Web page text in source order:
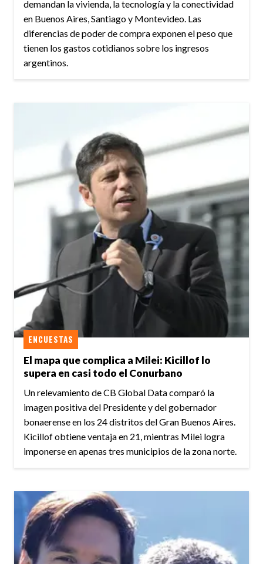
demandan la vivienda, la tecnología y la conectividad
en Buenos Aires, Santiago y Montevideo. Las
diferencias de poder de compra exponen el peso que
tienen los gastos cotidianos sobre los ingresos
argentinos.
El mapa que complica a Milei: Kicillof lo
supera en casi todo el Conurbano
ENCUESTAS
Un relevamiento de CB Global Data comparó la
imagen positiva del Presidente y del gobernador
bonaerense en los 24 distritos del Gran Buenos Aires.
Kicillof obtiene ventaja en 21, mientras Milei logra
imponerse en apenas tres municipios de la zona norte.